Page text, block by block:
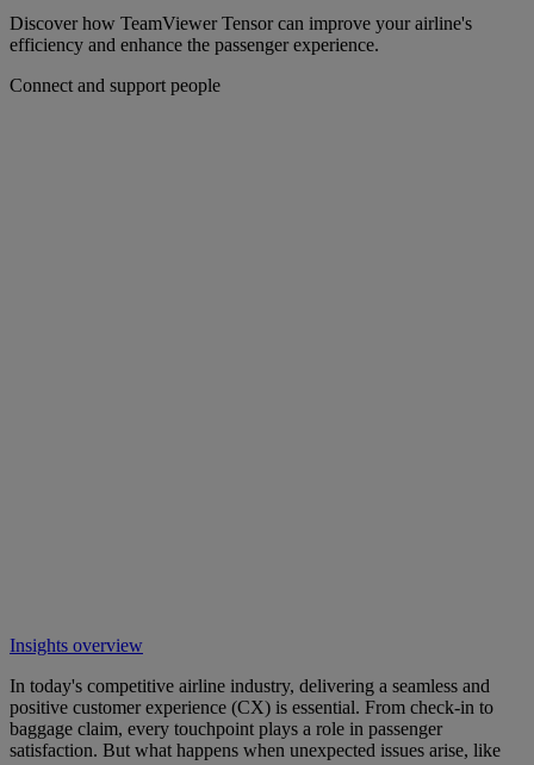
Discover how TeamViewer Tensor can improve your airline's
efficiency and enhance the passenger experience.
Connect and support people
Insights overview
In today's competitive airline industry, delivering a seamless and
positive customer experience (CX) is essential. From check-in to
baggage claim, every touchpoint plays a role in passenger
satisfaction. But what happens when unexpected issues arise, like